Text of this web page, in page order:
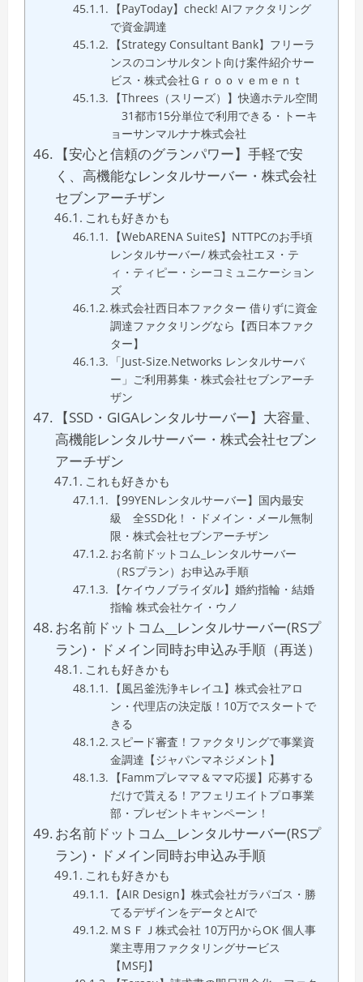
【PayToday】check! AIファクタリング
で資金調達
【Strategy Consultant Bank】フリーラ
ンスのコンサルタント向け案件紹介サー
ビス・株式会社Ｇｒｏｏｖｅｍｅｎｔ
【Threes（スリーズ）】快適ホテル空間
31都市15分単位で利用できる・トーキ
ョーサンマルナナ株式会社
【安心と信頼のグランパワー】手軽で安
く、高機能なレンタルサーバー・株式会社
セブンアーチザン
これも好きかも
【WebARENA SuiteS】NTTPCのお手頃
レンタルサーバー/ 株式会社エヌ・テ
ィ・ティピー・シーコミュニケーション
ズ
株式会社西日本ファクター 借りずに資金
調達ファクタリングなら【西日本ファク
ター】
「Just-Size.Networks レンタルサーバ
ー」ご利用募集・株式会社セブンアーチ
ザン
【SSD・GIGAレンタルサーバー】大容量、
高機能レンタルサーバー・株式会社セブン
アーチザン
これも好きかも
【99YENレンタルサーバー】国内最安
級 全SSD化！・ドメイン・メール無制
限・株式会社セブンアーチザン
お名前ドットコム_レンタルサーバー
（RSプラン）お申込み手順
【ケイウノブライダル】婚約指輪・結婚
指輪 株式会社ケイ・ウノ
お名前ドットコム__レンタルサーバー(RSプ
ラン)・ドメイン同時お申込み手順（再送）
これも好きかも
【風呂釜洗浄キレイユ】株式会社アロ
ン・代理店の決定版！10万でスタートで
きる
スピード審査！ファクタリングで事業資
金調達【ジャパンマネジメント】
【Fammプレママ＆ママ応援】応募する
だけで貰える！アフェリエイトプロ事業
部・プレゼントキャンペーン！
お名前ドットコム__レンタルサーバー(RSプ
ラン)・ドメイン同時お申込み手順
これも好きかも
【AIR Design】株式会社ガラパゴス・勝
てるデザインをデータとAIで
ＭＳＦＪ株式会社 10万円からOK 個人事
業主専用ファクタリングサービス
【MSFJ】